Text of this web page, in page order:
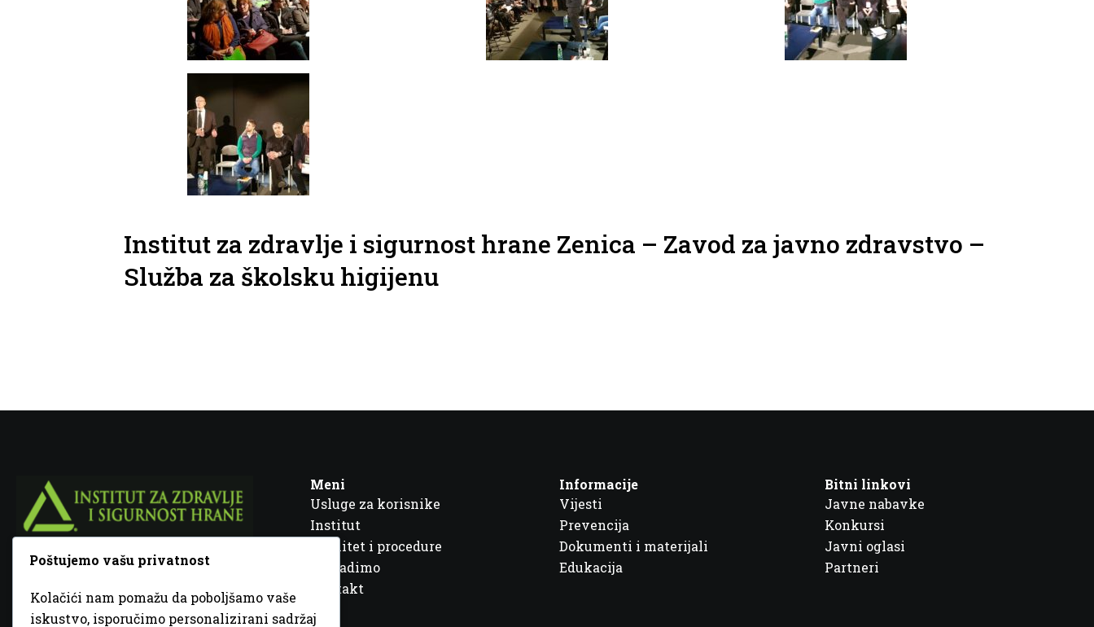
Institut za zdravlje i sigurnost hrane Zenica – Zavod za javno zdravstvo –
Služba za školsku higijenu
Fra Ivana Jukića br. 2, 72000 Zenica, BiH
+387 32 448 001
Meni
Usluge za korisnike
Institut
Kvalitet i procedure
Šta radimo
Kontakt
Informacije
Vijesti
Prevencija
Dokumenti i materijali
Edukacija
Bitni linkovi
Javne nabavke
Konkursi
Javni oglasi
Partneri
Poštujemo vašu privatnost
Kolačići nam pomažu da poboljšamo vaše
iskustvo, isporučimo personalizirani sadržaj